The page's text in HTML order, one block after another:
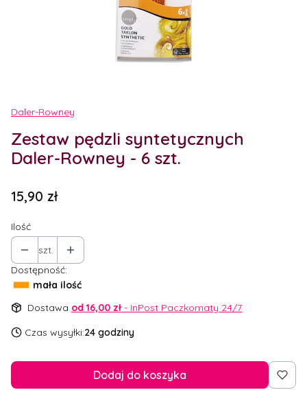
Daler-Rowney
Zestaw pędzli syntetycznych
Daler-Rowney - 6 szt.
Cena
15,90 zł
Ilość
szt.
Dostępność:
mała ilość
Dostawa od 16,00 zł - InPost Paczkomaty 24/7
Czas wysyłki:24 godziny
Dodaj do koszyka